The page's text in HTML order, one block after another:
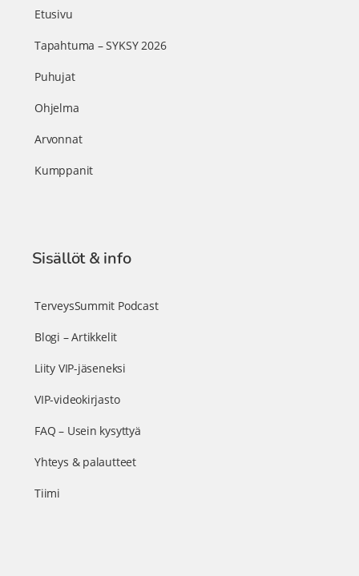
Etusivu
Tapahtuma – SYKSY 2026
Puhujat
Ohjelma
Arvonnat
Kumppanit
Sisällöt & info
TerveysSummit Podcast
Blogi – Artikkelit
Liity VIP-jäseneksi
VIP-videokirjasto
FAQ – Usein kysyttyä
Yhteys & palautteet
Tiimi